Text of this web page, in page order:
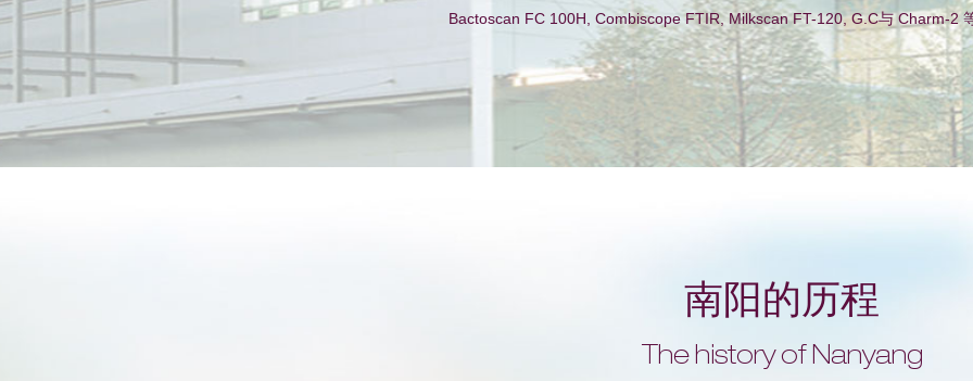
Bactoscan FC 100H, Combiscope FTIR, Milkscan FT-120, G.C与 Charm-2
南阳的历程
The history of Nanyang